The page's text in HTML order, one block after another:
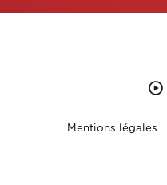
Mentions légales